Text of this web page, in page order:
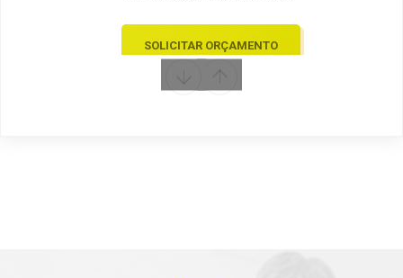
SOLICITAR ORÇAMENTO